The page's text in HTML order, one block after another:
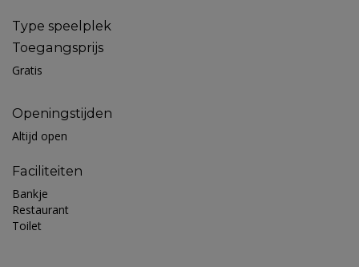
Type speelplek
Toegangsprijs
Gratis
Openingstijden
Altijd open
Faciliteiten
Bankje
Restaurant
Toilet